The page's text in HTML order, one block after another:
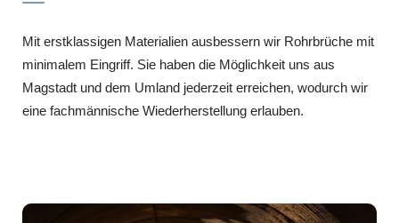
Mit erstklassigen Materialien ausbessern wir Rohrbrüche mit
minimalem Eingriff. Sie haben die Möglichkeit uns aus
Magstadt und dem Umland jederzeit erreichen, wodurch wir
eine fachmännische Wiederherstellung erlauben.